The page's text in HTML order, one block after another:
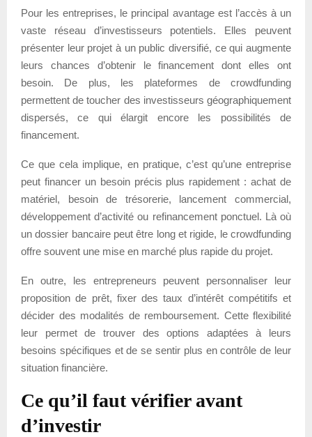
Pour les entreprises, le principal avantage est l’accès à un
vaste réseau d’investisseurs potentiels. Elles peuvent
présenter leur projet à un public diversifié, ce qui augmente
leurs chances d’obtenir le financement dont elles ont
besoin. De plus, les plateformes de crowdfunding
permettent de toucher des investisseurs géographiquement
dispersés, ce qui élargit encore les possibilités de
financement.
Ce que cela implique, en pratique, c’est qu’une entreprise
peut financer un besoin précis plus rapidement : achat de
matériel, besoin de trésorerie, lancement commercial,
développement d’activité ou refinancement ponctuel. Là où
un dossier bancaire peut être long et rigide, le crowdfunding
offre souvent une mise en marché plus rapide du projet.
En outre, les entrepreneurs peuvent personnaliser leur
proposition de prêt, fixer des taux d’intérêt compétitifs et
décider des modalités de remboursement. Cette flexibilité
leur permet de trouver des options adaptées à leurs
besoins spécifiques et de se sentir plus en contrôle de leur
situation financière.
Ce qu’il faut vérifier avant
d’investir